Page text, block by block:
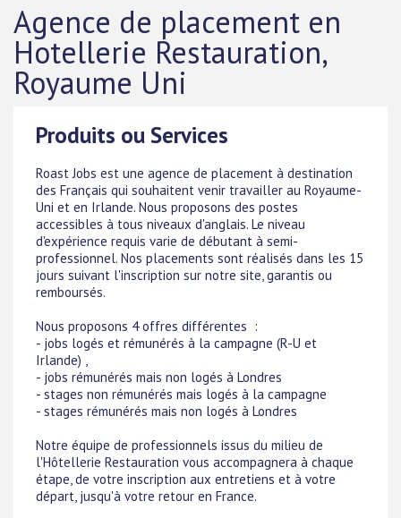
Agence de placement en
Hotellerie Restauration,
Royaume Uni
Produits ou Services
Roast Jobs est une agence de placement à destination
des Français qui souhaitent venir travailler au Royaume-
Uni et en Irlande. Nous proposons des postes
accessibles à tous niveaux d'anglais. Le niveau
d'expérience requis varie de débutant à semi-
professionnel. Nos placements sont réalisés dans les 15
jours suivant l'inscription sur notre site, garantis ou
remboursés.
Nous proposons 4 offres différentes :
- jobs logés et rémunérés à la campagne (R-U et
Irlande) ,
- jobs rémunérés mais non logés à Londres
- stages non rémunérés mais logés à la campagne
- stages rémunérés mais non logés à Londres
Notre équipe de professionnels issus du milieu de
l'Hôtellerie Restauration vous accompagnera à chaque
étape, de votre inscription aux entretiens et à votre
départ, jusqu'à votre retour en France.